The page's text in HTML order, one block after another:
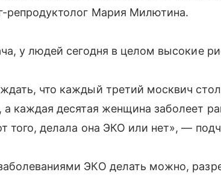
репродуктолог Мария Милютина.
у людей сегодня в целом высокие
что каждый третий москвич
а каждая десятая женщина заболеет
того, делала она ЭКО или нет», —
ЭКО делать можно,